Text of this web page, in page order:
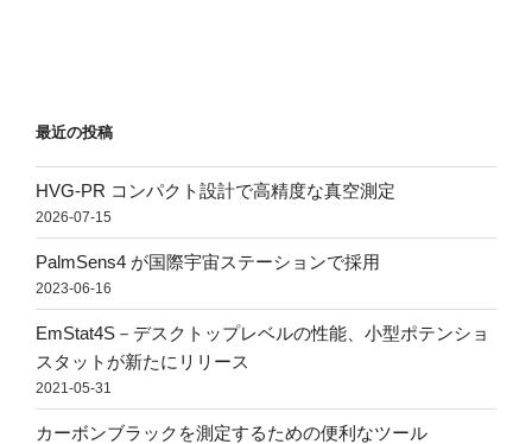
最近の投稿
HVG-PR コンパクト設計で高精度な真空測定
2026-07-15
PalmSens4 が国際宇宙ステーションで採用
2023-06-16
EmStat4S－デスクトップレベルの性能、小型ポテンショ
スタットが新たにリリース
2021-05-31
カーボンブラックを測定するための便利なツール